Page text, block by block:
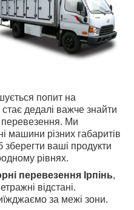
попит на
дедалі важче знайти
Ми
машини різних габаритів
зберегти ваші продукти
рівнях.
перевезення Ірпінь,
відстані.
за межі зони.